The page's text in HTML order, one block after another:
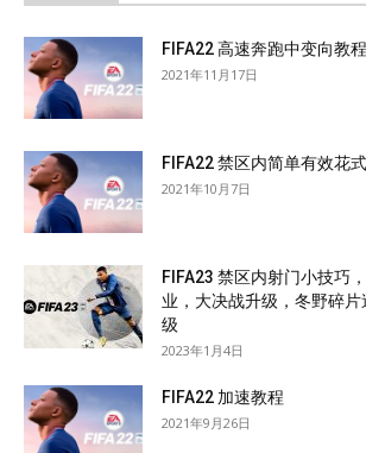
FIFA22 高速奔跑中变向教程
2021年11月17日
FIFA22 禁区内简单有效花
2021年10月7日
FIFA23 禁区内射门小技巧
业，大决战升级，冬野碎
级
2023年1月4日
FIFA22 加速教程
2021年9月26日